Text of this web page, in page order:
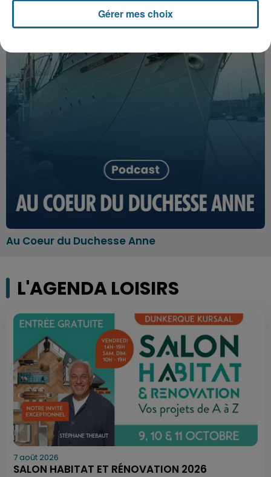
Au Coeur du Duchesse Anne
L'AGENDA LOISIRS
7 août 2026
SALON HABITAT ET RÉNOVATION 2026
Gérer mes choix